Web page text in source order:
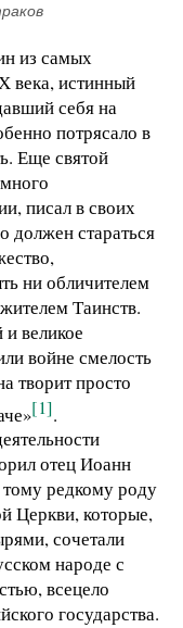
из самых
века, истинный
себя на
потрясало в
Еще святой
писал в своих
должен стараться
ни обличителем
Таинств.
великое
войне смелость
творит просто
[1].
отец Иоанн
редкому роду
Церкви, которые,
сочетали
народе с
всецело
государства.